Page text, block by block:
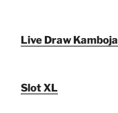
Live Draw Kamboja
Slot XL